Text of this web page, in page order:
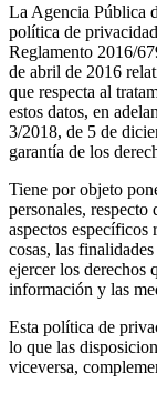
La Agencia Pública
política de
Reglamento 2016/
de abril de 2016
que respecta al
estos datos, en
3/2018, de 5 de
garantía de los
Tiene por objeto
personales, respecto
aspectos específicos
cosas, las
ejercer los derechos
información y las
Esta política de
lo que las
viceversa,